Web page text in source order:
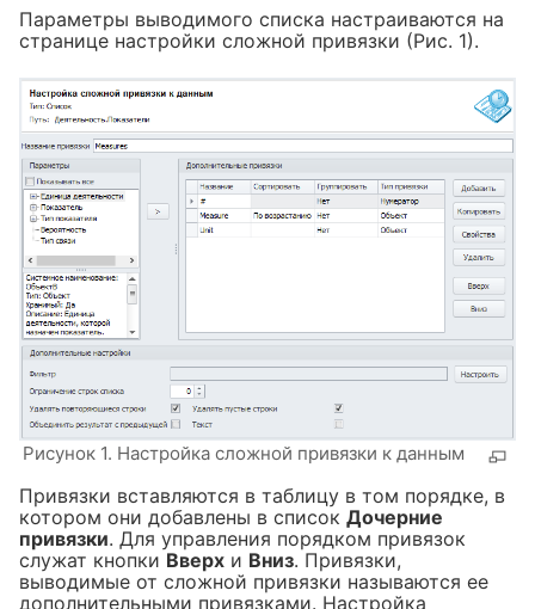
Параметры выводимого списка настраиваются на
странице настройки сложной привязки (Рис. 1).
Рисунок 1. Настройка сложной привязки к данным
Привязки вставляются в таблицу в том порядке, в
котором они добавлены в список Дочерние
привязки. Для управления порядком привязок
служат кнопки Вверх и Вниз. Привязки,
выводимые от сложной привязки называются ее
дополнительными привязками. Настройка